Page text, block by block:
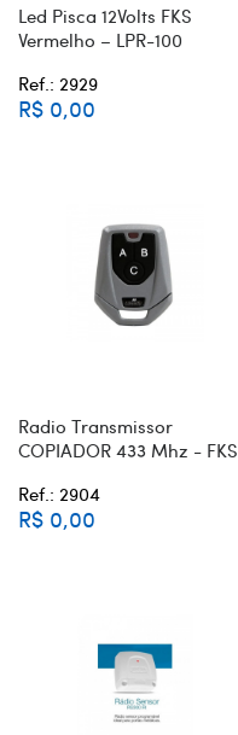
Led Pisca 12Volts FKS
Vermelho – LPR-100
Ref.: 2929
R$ 0,00
Radio Transmissor
COPIADOR 433 Mhz - FKS
Ref.: 2904
R$ 0,00